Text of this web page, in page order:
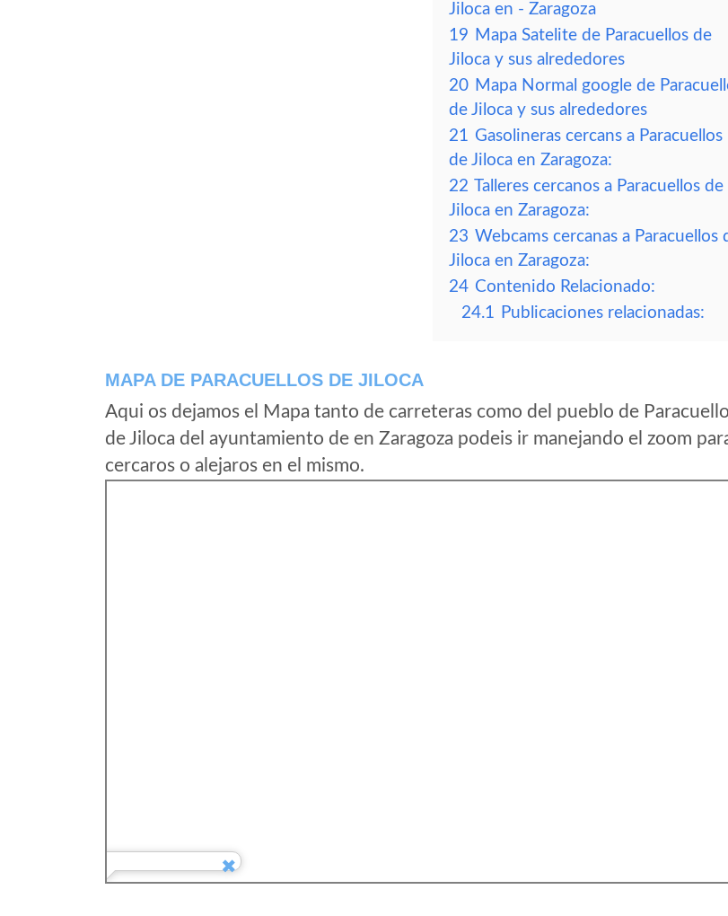
Jiloca en - Zaragoza
19 Mapa Satelite de Paracuellos de
Jiloca y sus alrededores
20 Mapa Normal google de
de Jiloca y sus alrededores
21 Gasolineras cercans a Paracuellos
de Jiloca en Zaragoza:
22 Talleres cercanos a Paracuellos de
Jiloca en Zaragoza:
23 Webcams cercanas a Paracuellos
Jiloca en Zaragoza:
24 Contenido Relacionado:
24.1 Publicaciones relacionadas:
MAPA DE PARACUELLOS DE JILOCA
Aqui os dejamos el Mapa tanto de carreteras como del pueblo de
de Jiloca del ayuntamiento de en Zaragoza podeis ir manejando el zoom
cercaros o alejaros en el mismo.